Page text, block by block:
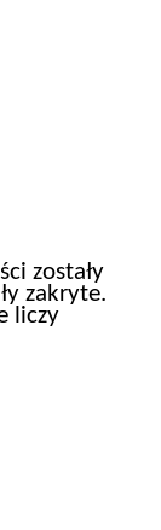
zostały
zakryte.
liczy